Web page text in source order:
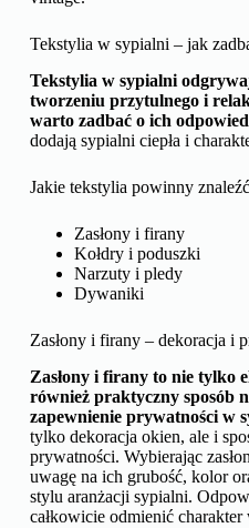
Tekstylia w sypialni – jak
Tekstylia w sypialni
tworzeniu przytulnego i
warto zadbać o ich
dodają sypialni ciepła i
Jakie tekstylia powinny
Zasłony i firany
Kołdry i poduszki
Narzuty i pledy
Dywaniki
Zasłony i firany – dekoracja i
Zasłony i firany to nie tylko
również praktyczny sposób
zapewnienie prywatności w
tylko dekoracja okien, ale i
prywatności. Wybierając
uwagę na ich grubość, kolor
stylu aranżacji sypialni.
całkowicie odmienić charakter